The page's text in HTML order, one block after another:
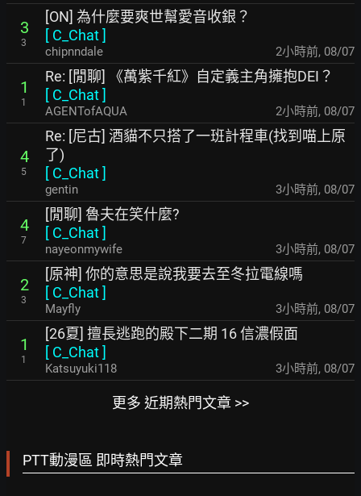
3
3
[ON] 為什麼要爽世幫愛音收銀？
[ C_Chat]
chipnndale 2小時前, 08/07
1
1
Re: [閒聊] 《萬紫千紅》自定義主角擁抱DEI？
[ C_Chat]
AGENTofAQUA 2小時前, 08/07
4
5
Re: [尼古] 酒貓不只搭了一班計程車(找到喵上原
了)
[ C_Chat]
gentin 3小時前, 08/07
4
7
[閒聊] 魯夫在笑什麼?
[ C_Chat]
nayeonmywife 3小時前, 08/07
2
3
[原神] 你的意思是說我要去至冬拉電線嗎
[ C_Chat]
Mayfly 3小時前, 08/07
1
1
[26夏] 擅長逃跑的殿下二期 16 信濃假面
[ C_Chat]
Katsuyuki118 3小時前, 08/07
更多 近期熱門文章 >>
PTT動漫區 即時熱門文章